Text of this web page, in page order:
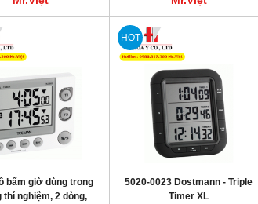
bấm giờ dùng trong
thí nghiệm, 2 dòng,
HOT
5020-0023 Dostmann - Triple
Timer XL